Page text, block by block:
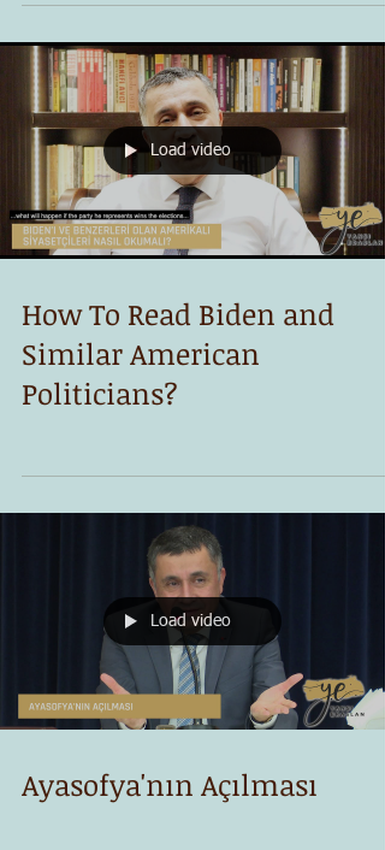
Load video
How To Read Biden and
Similar American
Politicians?
Load video
Ayasofya'nın Açılması